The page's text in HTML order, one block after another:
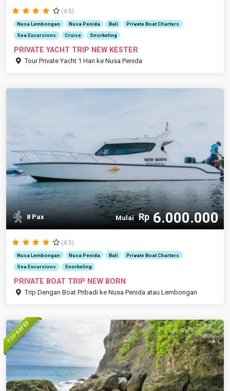
(4.5)
Nusa Lembongan Nusa Penida Bali Private Boat Charters
Sea Excursions Cruise Snorkeling
PRIVATE YACHT TRIP NEW KESTER
Tour Private Yacht 1 Hari ke Nusa Penida
8 Pax Mulai Rp6.000.000
(4.5)
Nusa Lembongan Nusa Penida Bali Private Boat Charters
Sea Excursions Snorkeling
PRIVATE BOAT TRIP NEW BORN
Trip Dengan Boat Pribadi ke Nusa Penida atau Lembongan
TOP RATED